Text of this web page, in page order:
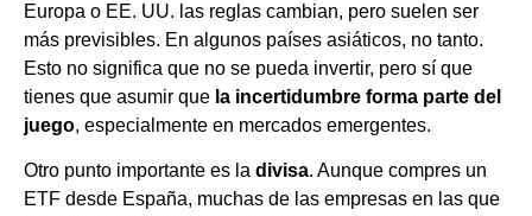
Europa o EE. UU. las reglas cambian, pero suelen ser
más previsibles. En algunos países asiáticos, no tanto.
Esto no significa que no se pueda invertir, pero sí que
tienes que asumir que la incertidumbre forma parte del
juego, especialmente en mercados emergentes.
Otro punto importante es la divisa. Aunque compres un
ETF desde España, muchas de las empresas en las que